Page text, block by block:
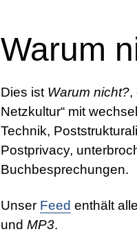
Warum
Dies ist Warum nicht?,
Netzkultur mit
Technik,
Postprivacy,
Buchbesprechungen.
Unser Feed enthält
und MP3.